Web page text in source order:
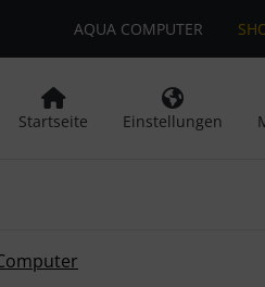
AQUA COMPUTER
Startseite Einstellungen
Button" nutzen, um